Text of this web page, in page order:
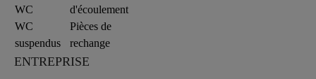
WC
WC
suspendus
d'écoulement
Pièces de
rechange
ENTREPRISE